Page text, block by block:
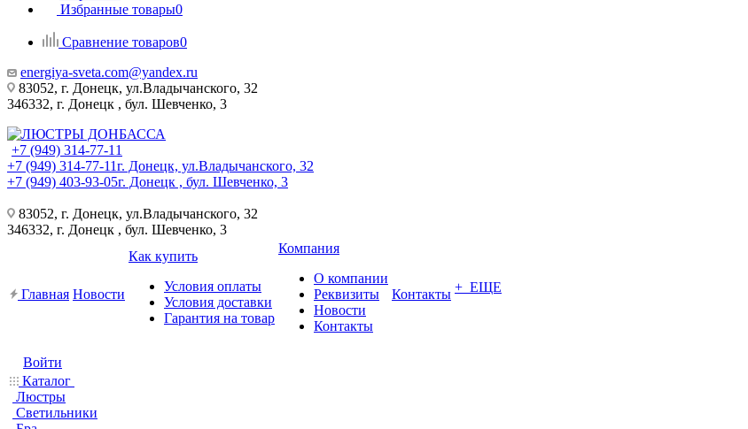
Избранные товары0
Сравнение товаров0
energiya-sveta.com@yandex.ru
83052, г. Донецк, ул.Владычанского, 32
346332, г. Донецк , бул. Шевченко, 3
+7 (949) 314-77-11
+7 (949) 314-77-11г. Донецк, ул.Владычанского, 32
+7 (949) 403-93-05г. Донецк , бул. Шевченко, 3
83052, г. Донецк, ул.Владычанского, 32
346332, г. Донецк , бул. Шевченко, 3
Главная Новости
Как купить
Условия оплаты
Условия доставки
Гарантия на товар
Компания
О компании
Реквизиты
Новости
Контакты
Контакты + ЕЩЕ
Войти
Каталог
Люстры
Светильники